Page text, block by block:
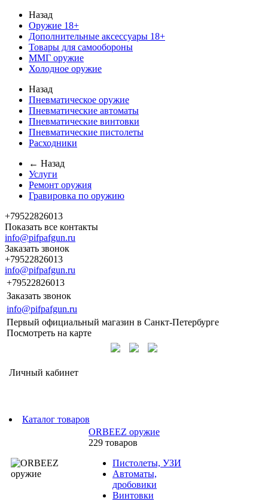
Назад
Оружие 18+
Дополнительные аксессуары 18+
Товары для самообороны
ММГ оружие
Холодное оружие
Назад
Пневматическое оружие
Пневматические автоматы
Пневматические винтовки
Пневматические пистолеты
Расходники
← Назад
Услуги
Ремонт оружия
Гравировка по оружию
+79522826013
Показать все контакты
info@pifpafgun.ru
Заказать звонок
+79522826013
info@pifpafgun.ru
+79522826013
Заказать звонок
info@pifpafgun.ru
Первый официальный магазин в Санкт-Петербурге
Посмотреть на карте
Личный кабинет
Каталог товаров
ORBEEZ оружие
229 товаров
Пистолеты, УЗИ
Автоматы,
дробовики
Винтовки